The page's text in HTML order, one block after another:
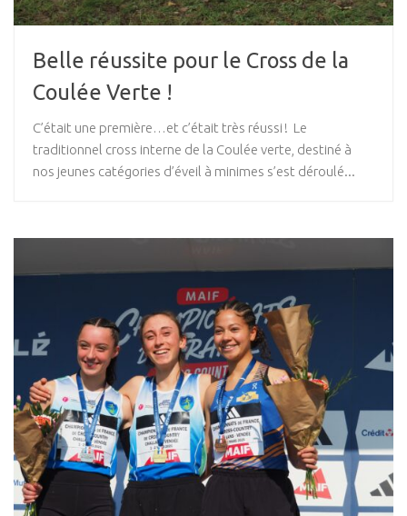
Belle réussite pour le Cross de la
Coulée Verte !
C’était une première…et c’était très réussi ! Le
traditionnel cross interne de la Coulée verte, destiné à
nos jeunes catégories d’éveil à minimes s’est déroulé...